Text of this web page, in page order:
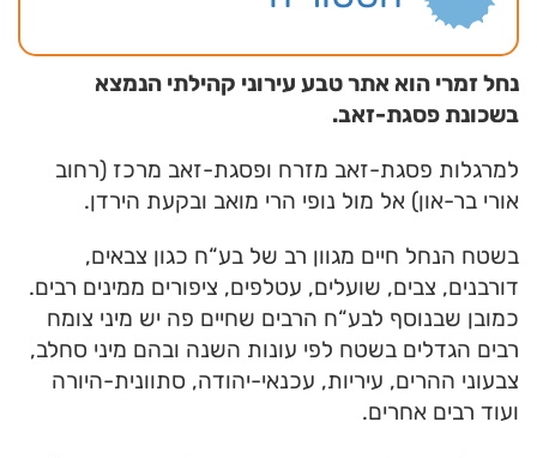
נחל זמרי הוא אתר טבע עירוני קהילתי הנמצא
בשכונת פסגת-זאב.
למרגלות פסגת-זאב מזרח ופסגת-זאב מרכז (רחוב
אורי בר-און) אל מול נופי הרי מואב ובקעת הירדן.
בשטח הנחל חיים מגוון רב של בע“ח כגון צבאים,
דורבנים, צבים, שועלים, עטלפים, ציפורים ממינים רבים.
כמובן שבנוסף לבע“ח הרבים שחיים פה יש מיני צומח
רבים הגדלים בשטח לפי עונות השנה ובהם מיני סחלב,
צבעוני ההרים, עיריות, עכנאי-יהודה, סתוונית-היורה
ועוד רבים אחרים.